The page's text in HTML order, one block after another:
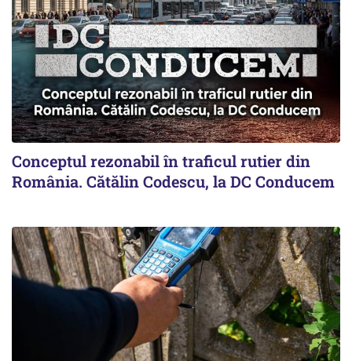
Conceptul rezonabil în traficul rutier din
România. Cătălin Codescu, la DC Conducem